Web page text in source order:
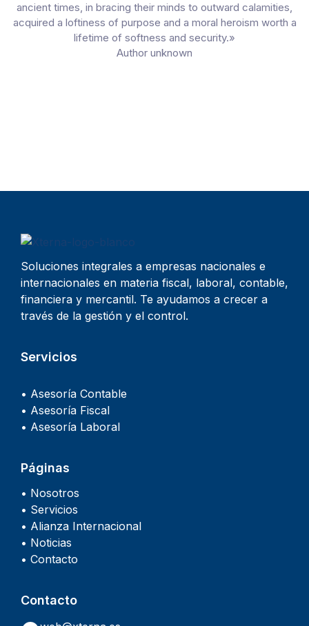
ancient times, in bracing their minds to outward calamities,
acquired a loftiness of purpose and a moral heroism worth a
lifetime of softness and security.»
Author unknown
Soluciones integrales a empresas nacionales e
internacionales en materia fiscal, laboral, contable,
financiera y mercantil. Te ayudamos a crecer a
través de la gestión y el control.
Servicios
• Asesoría Contable
• Asesoría Fiscal
• Asesoría Laboral
Páginas
• Nosotros
• Servicios
• Alianza Internacional
• Noticias
• Contacto
Contacto